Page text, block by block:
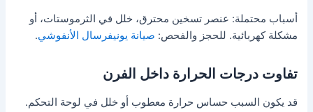
أسباب محتملة: عنصر تسخين محترق، خلل في الثرموستات، أو
مشكلة كهربائية. للحجز والفحص: صيانة يونيفرسال الأنفوشي.
تفاوت درجات الحرارة داخل الفرن
قد يكون السبب حساس حرارة معطوب أو خلل في لوحة التحكم.